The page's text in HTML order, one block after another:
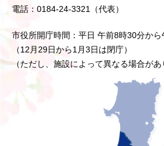
電話：0184-24-3321（代表）
市役所開庁時間：平日 午前8時30分か
（12月29日から1月3日は閉庁）
（ただし、施設によって異なる場合があ